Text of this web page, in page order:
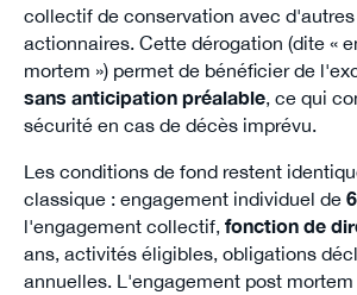
collectif de conservation avec
actionnaires. Cette dérogation (dite «
mortem ») permet de bénéficier de
sans anticipation préalable, ce qui
sécurité en cas de décès imprévu.
Les conditions de fond restent
classique : engagement individuel de
l'engagement collectif, fonction de
ans, activités éligibles, obligations
annuelles. L'engagement post